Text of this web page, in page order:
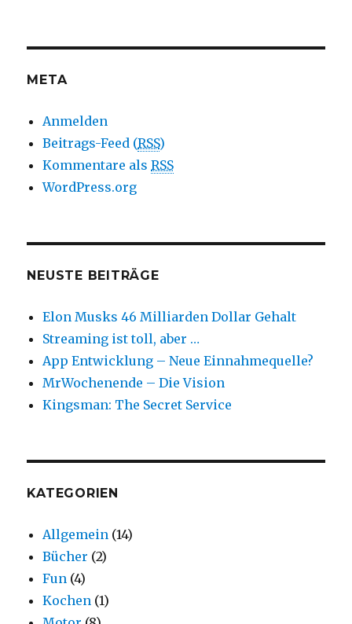
META
Anmelden
Beitrags-Feed (RSS)
Kommentare alsRSS
WordPress.org
NEUSTE BEITRÄGE
Elon Musks 46 Milliarden Dollar Gehalt
Streaming ist toll, aber …
App Entwicklung – Neue Einnahmequelle?
MrWochenende – Die Vision
Kingsman: The Secret Service
KATEGORIEN
Allgemein (14)
Bücher (2)
Fun (4)
Kochen (1)